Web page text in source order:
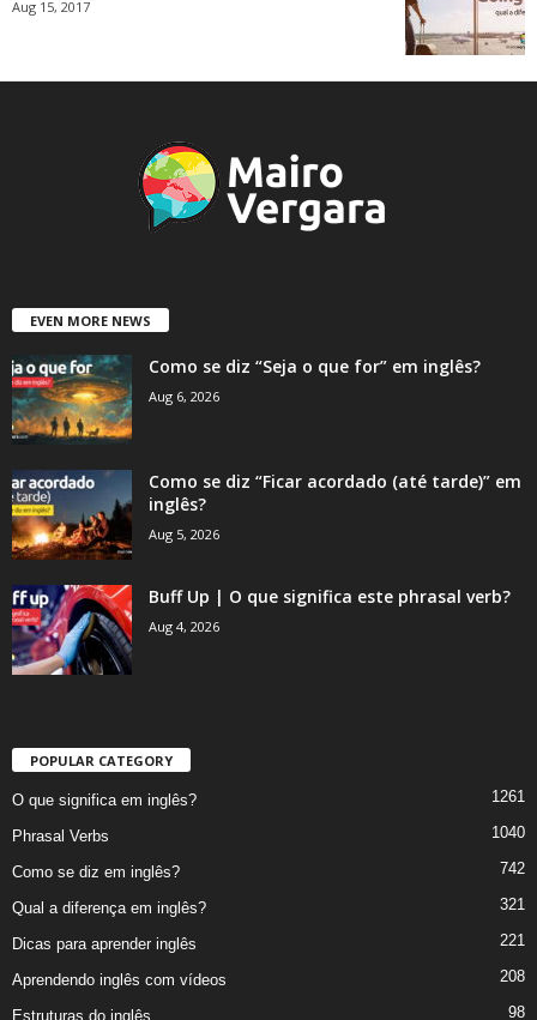
Aug 15, 2017
EVEN MORE NEWS
Como se diz “Seja o que for” em inglês?
Aug 6, 2026
Como se diz “Ficar acordado (até tarde)” em
inglês?
Aug 5, 2026
Buff Up | O que significa este phrasal verb?
Aug 4, 2026
POPULAR CATEGORY
O que significa em inglês? 1261
Phrasal Verbs 1040
Como se diz em inglês? 742
Qual a diferença em inglês? 321
Dicas para aprender inglês 221
Aprendendo inglês com vídeos 208
Estruturas do inglês 98